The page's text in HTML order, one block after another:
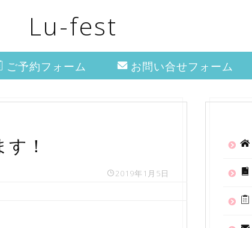
Lu-fest
ご予約フォーム お問い合せフォーム
！
2019年1月5日